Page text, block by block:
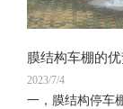
膜结构车棚的
2023/7/4
一，膜结构停车